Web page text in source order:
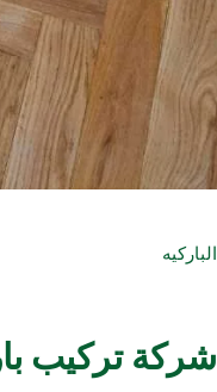
الباركيه
شركة تركيب